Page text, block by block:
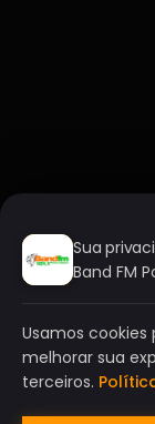
Sua
Band FM
Usamos
melhorar sua
terceiros.